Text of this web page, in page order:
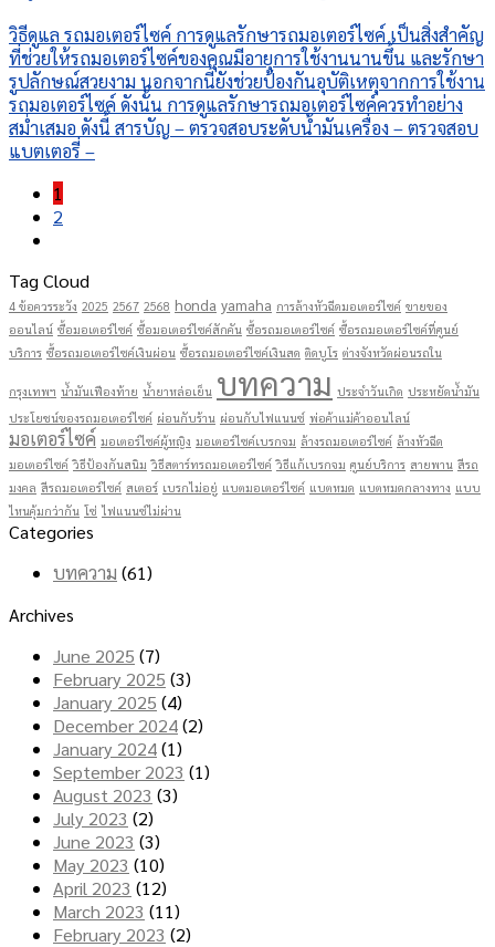
วิธีดูแล รถมอเตอร์ไซค์ การดูแลรักษารถมอเตอร์ไซค์ เป็นสิ่งสำคัญ
ที่ช่วยให้รถมอเตอร์ไซค์ของคุณมีอายุการใช้งานนานขึ้น และรักษา
รูปลักษณ์สวยงาม นอกจากนี้ยังช่วยป้องกันอุบัติเหตุจากการใช้งาน
รถมอเตอร์ไซค์ ดังนั้น การดูแลรักษารถมอเตอร์ไซค์ควรทำอย่าง
สม่ำเสมอ ดังนี้ สารบัญ – ตรวจสอบระดับน้ำมันเครื่อง – ตรวจสอบ
แบตเตอรี่ –
1
2
Tag Cloud
4 ข้อควรระวัง 2025 2567 2568 honda yamaha การล้างหัวฉีดมอเตอร์ไซค์ ขายของ
ออนไลน์ ซื้อมอเตอร์ไซค์ ซื้อมอเตอร์ไซค์สักคัน ซื้อรถมอเตอร์ไซค์ ซื้อรถมอเตอร์ไซค์ที่ศูนย์
บริการ ซื้อรถมอเตอร์ไซค์เงินผ่อน ซื้อรถมอเตอร์ไซค์เงินสด ติดบูโร ต่างจังหวัดผ่อนรถใน
กรุงเทพฯ น้ำมันเฟืองท้าย น้ำยาหล่อเย็น บทความ ประจำวันเกิด ประหยัดน้ำมัน
ประโยชน์ของรถมอเตอร์ไซค์ ผ่อนกับร้าน ผ่อนกับไฟแนนซ์ พ่อค้าแม่ค้าออนไลน์
มอเตอร์ไซค์ มอเตอร์ไซค์ผู้หญิง มอเตอร์ไซค์เบรกจม ล้างรถมอเตอร์ไซค์ ล้างหัวฉีด
มอเตอร์ไซค์ วิธีป้องกันสนิม วิธีสตาร์ทรถมอเตอร์ไซค์ วิธีแก้เบรกจม ศูนย์บริการ สายพาน สีรถ
มงคล สีรถมอเตอร์ไซค์ สเตอร์ เบรกไม่อยู่ แบตมอเตอร์ไซค์ แบตหมด แบตหมดกลางทาง แบบ
ไหนคุ้มกว่ากัน โซ่ ไฟแนนซ์ไม่ผ่าน
Categories
บทความ (61)
Archives
June 2025 (7)
February 2025 (3)
January 2025 (4)
December 2024(2)
January 2024(1)
September 2023 (1)
August 2023 (3)
July 2023 (2)
June 2023 (3)
May 2023 (10)
April 2023 (12)
March 2023 (11)
February 2023 (2)